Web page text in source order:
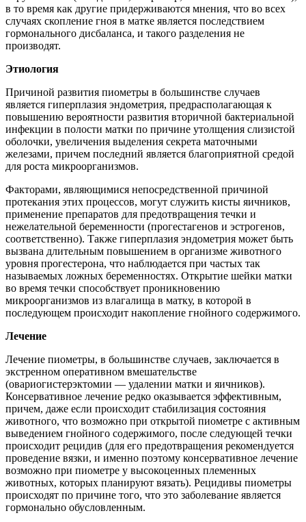
в то время как другие придерживаются мнения, что во всех
случаях скопление гноя в матке является последствием
гормонального дисбаланса, и такого разделения не
производят.
Этиология
Причиной развития пиометры в большинстве случаев
является гиперплазия эндометрия, предрасполагающая к
повышению вероятности развития вторичной бактериальной
инфекции в полости матки по причине утолщения слизистой
оболочки, увеличения выделения секрета маточными
железами, причем последний является благоприятной средой
для роста микроорганизмов.
Факторами, являющимися непосредственной причиной
протекания этих процессов, могут служить кисты яичников,
применение препаратов для предотвращения течки и
нежелательной беременности (прогестагенов и эстрогенов,
соответственно). Также гиперплазия эндометрия может быть
вызвана длительным повышением в организме животного
уровня прогестерона, что наблюдается при частых так
называемых ложных беременностях. Открытие шейки матки
во время течки способствует проникновению
микроорганизмов из влагалища в матку, в которой в
последующем происходит накопление гнойного содержимого.
Лечение
Лечение пиометры, в большинстве случаев, заключается в
экстренном оперативном вмешательстве
(овариогистерэктомии — удалении матки и яичников).
Консервативное лечение редко оказывается эффективным,
причем, даже если происходит стабилизация состояния
животного, что возможно при открытой пиометре с активным
выведением гнойного содержимого, после следующей течки
происходит рецидив (для его предотвращения рекомендуется
проведение вязки, и именно поэтому консервативное лечение
возможно при пиометре у высокоценных племенных
животных, которых планируют вязать). Рецидивы пиометры
происходят по причине того, что это заболевание является
гормонально обусловленным.